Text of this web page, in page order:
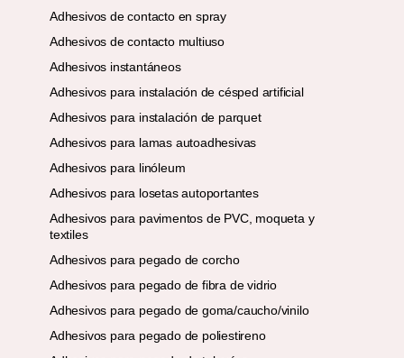
Adhesivos de contacto en spray
Adhesivos de contacto multiuso
Adhesivos instantáneos
Adhesivos para instalación de césped artificial
Adhesivos para instalación de parquet
Adhesivos para lamas autoadhesivas
Adhesivos para linóleum
Adhesivos para losetas autoportantes
Adhesivos para pavimentos de PVC, moqueta y
textiles
Adhesivos para pegado de corcho
Adhesivos para pegado de fibra de vidrio
Adhesivos para pegado de goma/caucho/vinilo
Adhesivos para pegado de poliestireno